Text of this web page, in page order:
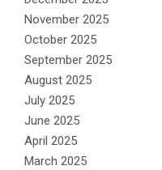
November 2025
October 2025
September 2025
August 2025
July 2025
June 2025
April 2025
March 2025